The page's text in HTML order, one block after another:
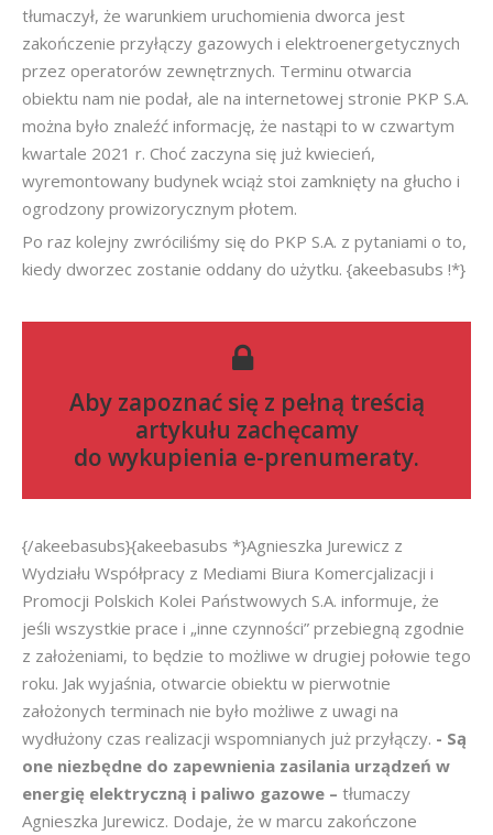
tłumaczył, że warunkiem uruchomienia dworca jest
zakończenie przyłączy gazowych i elektroenergetycznych
przez operatorów zewnętrznych. Terminu otwarcia
obiektu nam nie podał, ale na internetowej stronie PKP S.A.
można było znaleźć informację, że nastąpi to w czwartym
kwartale 2021 r. Choć zaczyna się już kwiecień,
wyremontowany budynek wciąż stoi zamknięty na głucho i
ogrodzony prowizorycznym płotem.
Po raz kolejny zwróciliśmy się do PKP S.A. z pytaniami o to,
kiedy dworzec zostanie oddany do użytku. {akeebasubs !*}
Aby zapoznać się z pełną treścią
artykułu zachęcamy
do wykupienia e-prenumeraty.
{/akeebasubs}{akeebasubs *}Agnieszka Jurewicz z
Wydziału Współpracy z Mediami Biura Komercjalizacji i
Promocji Polskich Kolei Państwowych S.A. informuje, że
jeśli wszystkie prace i „inne czynności” przebiegną zgodnie
z założeniami, to będzie to możliwe w drugiej połowie tego
roku. Jak wyjaśnia, otwarcie obiektu w pierwotnie
założonych terminach nie było możliwe z uwagi na
wydłużony czas realizacji wspomnianych już przyłączy. - Są
one niezbędne do zapewnienia zasilania urządzeń w
energię elektryczną i paliwo gazowe – tłumaczy
Agnieszka Jurewicz. Dodaje, że w marcu zakończone